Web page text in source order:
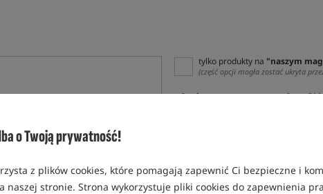
o Twoją prywatność!
z plików cookies, które pomagają zapewnić Ci bezpieczne i
naszej stronie. Strona wykorzystuje pliki cookies do zapewnienia
tylko produkty na "naszym
(część opcji mogła zostać ukryta
Opcja Cena
0,72
Koniec